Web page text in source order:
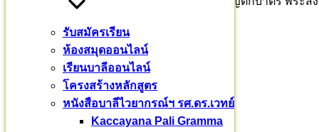
รับสมัครเรียน
ห้องสมุดออนไลน์
เรียนบาลีออนไลน์
โครงสร้างหลักสูตร
หนังสือบาลีไวยากรณ์ฯ รศ.ดร.เวทย์
Kaccayana Pali Gramma
default